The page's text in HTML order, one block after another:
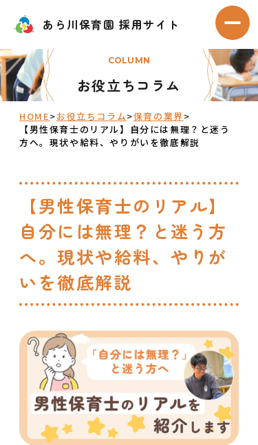
あら川保育園 採用サイト メニ
あら川保育園 採用サイト
COLUMN
お役立ちコラム
HOME>お役立ちコラム>保育の業界>
【男性保育士のリアル】自分には無理？と迷う
方へ。現状や給料、やりがいを徹底解説
【男性保育士のリアル】
自分には無理？と迷う方
へ。現状や給料、やりが
いを徹底解説